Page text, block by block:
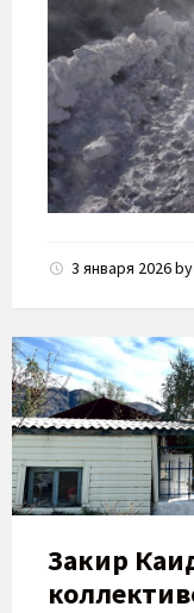
3 января 2026by
Закир